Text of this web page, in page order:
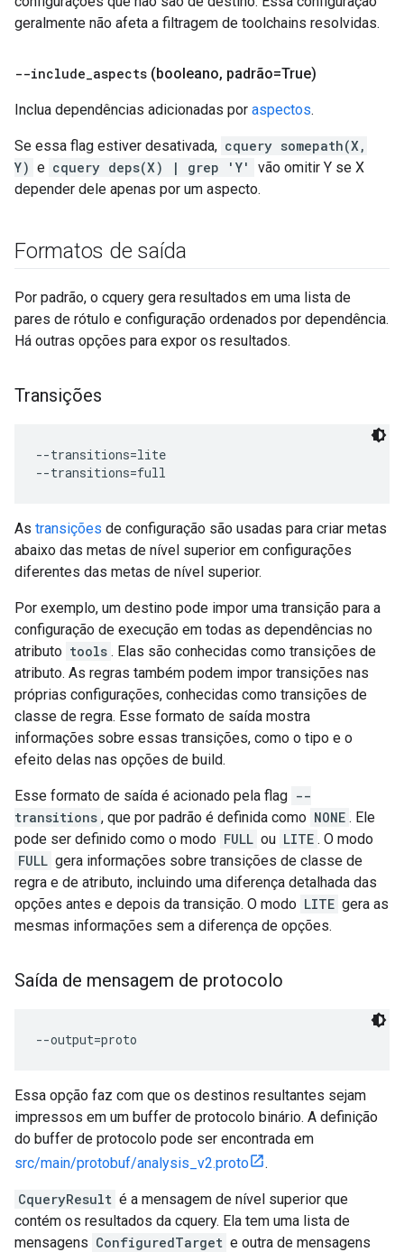
geralmente não afeta a filtragem de toolchains resolvidas.
--include_aspects (booleano, padrão=True)
Inclua dependências adicionadas por aspectos.
Se essa flag estiver desativada, cquery somepath(X,
Y) e cquery deps(X) | grep 'Y'
vão omitir Y se X
depender dele apenas por um aspecto.
Formatos de saída
Por padrão, o cquery gera resultados em uma lista de
pares de rótulo e configuração ordenados por dependência.
Há outras opções para expor os resultados.
Transições
--transitions=lite
As transições de configuração são usadas para criar metas
abaixo das metas de nível superior em configurações
diferentes das metas de nível superior.
Por exemplo, um destino pode impor uma transição para a
configuração de execução em todas as dependências no
atributo tools . Elas são conhecidas como transições de
atributo. As regras também podem impor transições nas
próprias configurações, conhecidas como transições de
classe de regra. Esse formato de saída mostra
informações sobre essas transições, como o tipo e o
efeito delas nas opções de build.
Esse formato de saída é acionado pela flag --
transitions , que por padrão é definida como NONE . Ele
pode ser definido como o modo FULL ou LITE . O modo
FULL gera informações sobre transições de classe de
regra e de atributo, incluindo uma diferença detalhada das
opções antes e depois da transição. O modo LITE gera as
mesmas informações sem a diferença de opções.
Saída de mensagem de protocolo
Essa opção faz com que os destinos resultantes sejam
impressos em um buffer de protocolo binário. A definição
do buffer de protocolo pode ser encontrada em
src/main/protobuf/analysis_v2.proto
.
CqueryResult é a mensagem de nível superior que
contém os resultados da cquery. Ela tem uma lista de
mensagens ConfiguredTarget e outra de mensagens